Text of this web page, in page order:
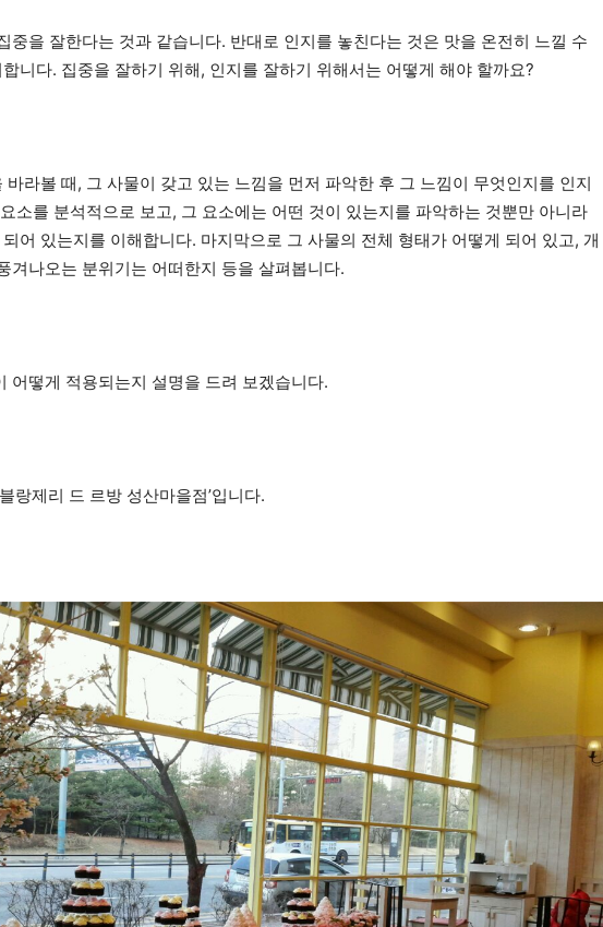
중을 잘한다는 것과 같습니다. 반대로 인지를 놓친다는 것은 맛을 온전히 느낄 수
니다. 집중을 잘하기 위해, 인지를 잘하기 위해서는 어떻게 해야 할까요?
라볼 때, 그 사물이 갖고 있는 느낌을 먼저 파악한 후 그 느낌이 무엇인지를 인지
소를 분석적으로 보고, 그 요소에는 어떤 것이 있는지를 파악하는 것뿐만 아니라
어 있는지를 이해합니다. 마지막으로 그 사물의 전체 형태가 어떻게 되어 있고, 개
겨나오는 분위기는 어떠한지 등을 살펴봅니다.
어떻게 적용되는지 설명을 드려 보겠습니다.
랑제리 드 르방 성산마을점’입니다.